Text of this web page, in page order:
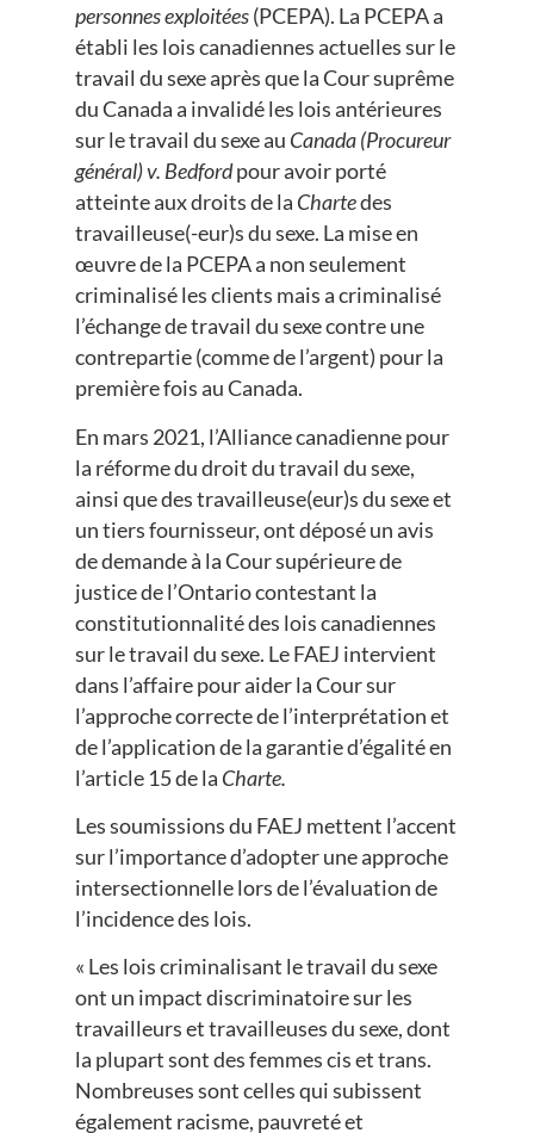
personnes exploitées(PCEPA). La PCEPA a
établi les lois canadiennes actuelles sur le
travail du sexe après que la Cour suprême
du Canada a invalidé les lois antérieures
sur le travail du sexe au Canada (Procureur
général) v. Bedfordpour avoir porté
atteinte aux droits de la Chartedes
travailleuse(-eur)s du sexe. La mise en
œuvre de la PCEPA a non seulement
criminalisé les clients mais a criminalisé
l’échange de travail du sexe contre une
contrepartie (comme de l’argent) pour la
première fois au Canada.
En mars 2021, l’Alliance canadienne pour
la réforme du droit du travail du sexe,
ainsi que des travailleuse(eur)s du sexe et
un tiers fournisseur, ont déposé un avis
de demande à la Cour supérieure de
justice de l’Ontario contestant la
constitutionnalité des lois canadiennes
sur le travail du sexe. Le FAEJ intervient
dans l’affaire pour aider la Cour sur
l’approche correcte de l’interprétation et
de l’application de la garantie d’égalité en
l’article 15 de la Charte.
Les soumissions du FAEJ mettent l’accent
sur l’importance d’adopter une approche
intersectionnelle lors de l’évaluation de
l’incidence des lois.
« Les lois criminalisant le travail du sexe
ont un impact discriminatoire sur les
travailleurs et travailleuses du sexe, dont
la plupart sont des femmes cis et trans.
Nombreuses sont celles qui subissent
également racisme, pauvreté et